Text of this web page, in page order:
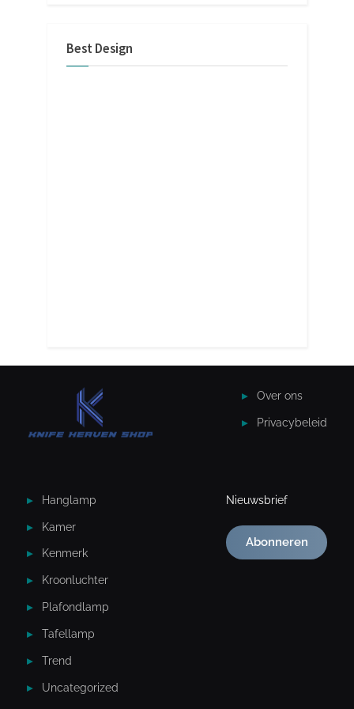
Best Design
Over ons
Privacybeleid
Hanglamp
Kamer
Kenmerk
Kroonluchter
Plafondlamp
Tafellamp
Trend
Uncategorized
Nieuwsbrief
Abonneren